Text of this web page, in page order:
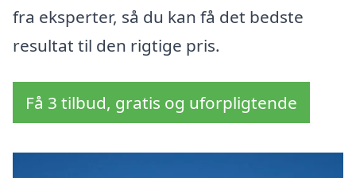
fra eksperter, så du kan få det bedste
resultat til den rigtige pris.
Få 3 tilbud, gratis og uforpligtende